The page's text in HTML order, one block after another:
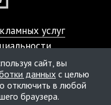
услуг
2000-2026
сайт, вы
данныхс целью
отключить в любой
браузера.